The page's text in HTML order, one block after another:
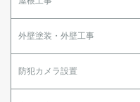
外壁塗装・外壁工事
防犯カメラ設置